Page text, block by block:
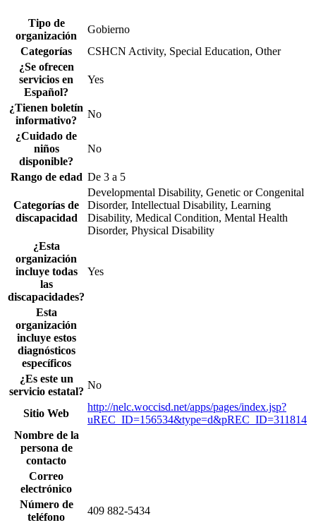
Tipo de
organización
Gobierno
Categorías
CSHCN Activity, Special Education, Other
¿Se ofrecen
servicios en
Español?
Yes
¿Tienen boletín
informativo?
No
¿Cuidado de
niños
disponible?
No
Rango de edad De 3 a 5
Categorías de
discapacidad
Developmental Disability, Genetic or Congenital
Disorder, Intellectual Disability, Learning
Disability, Medical Condition, Mental Health
Disorder, Physical Disability
¿Esta
organización
incluye todas
las
discapacidades?
Yes
Esta
organización
incluye estos
diagnósticos
específicos
¿Es este un
servicio estatal?
No
Sitio Web
http://nelc.woccisd.net/apps/pages/index.jsp?
uREC_ID=156534&type=d&pREC_ID=311814
Nombre de la
persona de
contacto
Correo
electrónico
Número de
teléfono
409 882-5434